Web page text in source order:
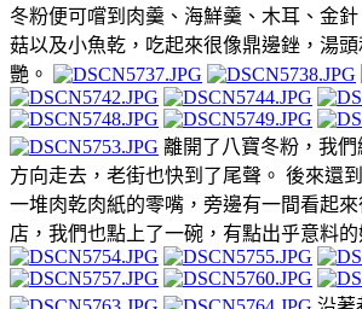
冬粉便可嚐到肉羹、海鮮羹、木耳、金
菇以及小魚乾，吃起來很像鼎邊銼，湯
艷。
離開了八寶冬粉，我
方向走去，老街也快到了尾聲。 後來還
一堆肉乾肉紙的零嘴，旁邊有一間看起
店，我們也點上了一碗，有點出乎意料的